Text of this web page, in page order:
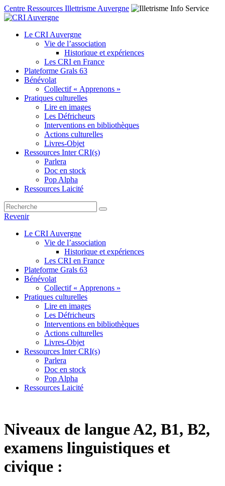
Centre Ressources Illettrisme Auvergne
Le CRI Auvergne
Vie de l’association
Historique et expériences
Les CRI en France
Plateforme Grals 63
Bénévolat
Collectif « Apprenons »
Pratiques culturelles
Lire en images
Les Défricheurs
Interventions en bibliothèques
Actions culturelles
Livres-Objet
Ressources Inter CRI(s)
Parlera
Doc en stock
Pop Alpha
Ressources Laicité
Revenir
Le CRI Auvergne
Vie de l’association
Historique et expériences
Les CRI en France
Plateforme Grals 63
Bénévolat
Collectif « Apprenons »
Pratiques culturelles
Lire en images
Les Défricheurs
Interventions en bibliothèques
Actions culturelles
Livres-Objet
Ressources Inter CRI(s)
Parlera
Doc en stock
Pop Alpha
Ressources Laicité
Niveaux de langue A2, B1, B2,
examens linguistiques et
civique :